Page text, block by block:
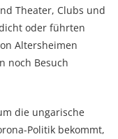
Theater, Clubs und
oder führten
Altersheimen
noch Besuch
die ungarische
Politik bekommt,